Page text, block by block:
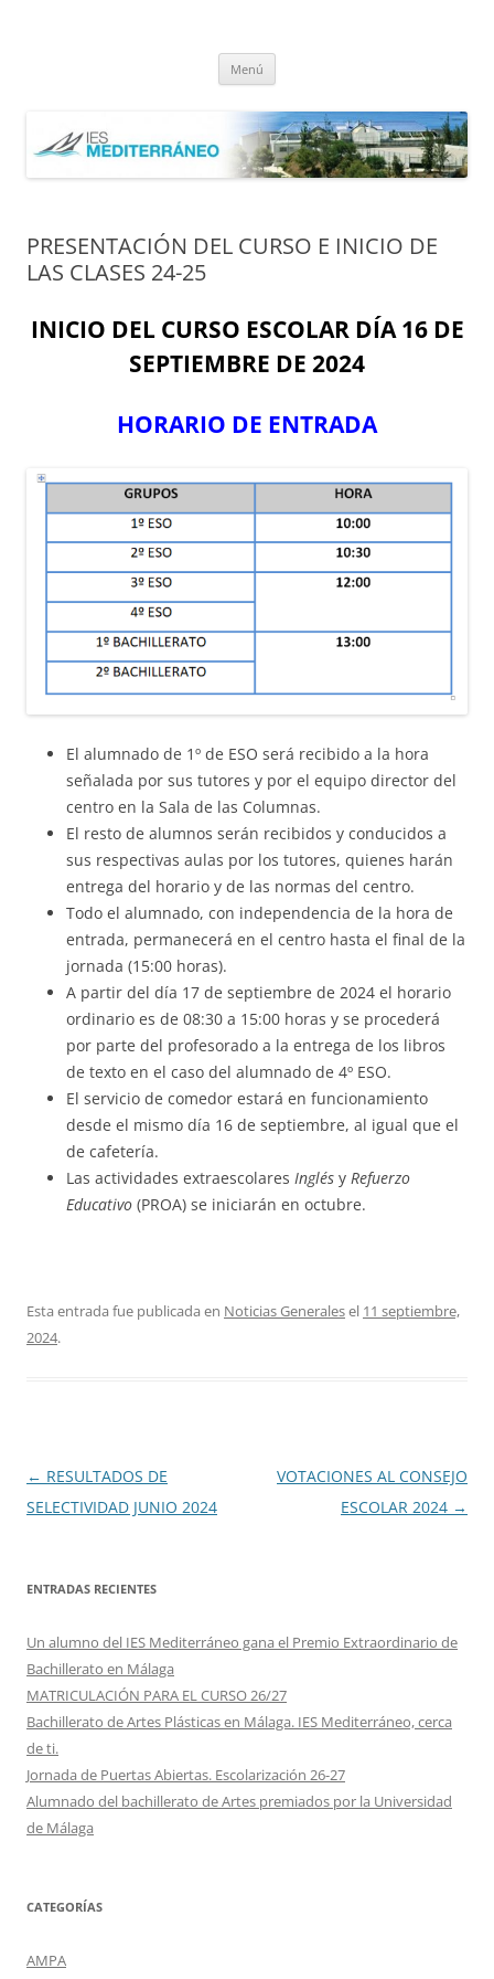
Menú
PRESENTACIÓN DEL CURSO E INICIO DE
LAS CLASES 24-25
INICIO DEL CURSO ESCOLAR DÍA 16 DE
SEPTIEMBRE DE 2024
HORARIO DE ENTRADA
El alumnado de 1º de ESO será recibido a la hora
señalada por sus tutores y por el equipo director del
centro en la Sala de las Columnas.
El resto de alumnos serán recibidos y conducidos a
sus respectivas aulas por los tutores, quienes harán
entrega del horario y de las normas del centro.
Todo el alumnado, con independencia de la hora de
entrada, permanecerá en el centro hasta el final de la
jornada (15:00 horas).
A partir del día 17 de septiembre de 2024 el horario
ordinario es de 08:30 a 15:00 horas y se procederá
por parte del profesorado a la entrega de los libros
de texto en el caso del alumnado de 4º ESO.
El servicio de comedor estará en funcionamiento
desde el mismo día 16 de septiembre, al igual que el
de cafetería.
Las actividades extraescolares Inglés y Refuerzo
Educativo (PROA) se iniciarán en octubre.
Esta entrada fue publicada en Noticias Generalesel 11 septiembre,
2024.
Navegación
de
← RESULTADOS DE
SELECTIVIDAD JUNIO 2024
VOTACIONES AL CONSEJO
ESCOLAR 2024 →
ENTRADAS RECIENTES
Un alumno del IES Mediterráneo gana el Premio Extraordinario de
Bachillerato en Málaga
MATRICULACIÓN PARA EL CURSO 26/27
Bachillerato de Artes Plásticas en Málaga. IES Mediterráneo, cerca
de ti.
Jornada de Puertas Abiertas. Escolarización 26-27
Alumnado del bachillerato de Artes premiados por la Universidad
de Málaga
CATEGORÍAS
AMPA